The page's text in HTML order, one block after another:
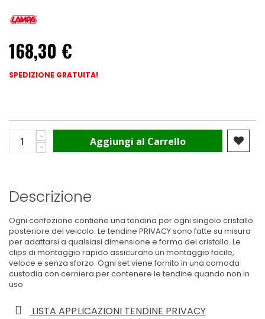
168,30 €
SPEDIZIONE GRATUITA!
Aggiungi al Carrello
Descrizione
Ogni confezione contiene una tendina per ogni singolo cristallo
posteriore del veicolo. Le tendine PRIVACY sono fatte su misura
per adattarsi a qualsiasi dimensione e forma del cristallo. Le
clips di montaggio rapido assicurano un montaggio facile,
veloce e senza sforzo. Ogni set viene fornito in una comoda
custodia con cerniera per contenere le tendine quando non in
uso
LISTA APPLICAZIONI TENDINE PRIVACY